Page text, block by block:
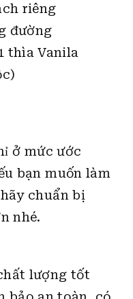
riêng
đường
thìa Vanila
ở mức ước
bạn muốn làm
chuẩn bị
nhé.
lượng tốt